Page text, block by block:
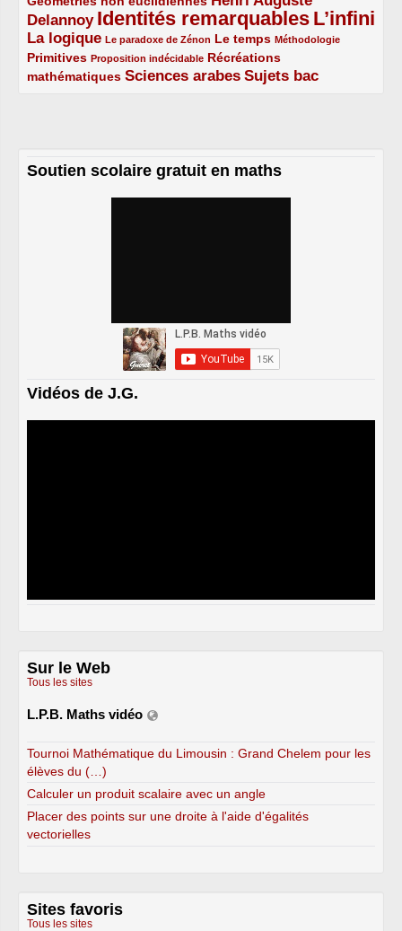
Delannoy
3/5 Identités remarquables
5/5 L’infini
5/5
La logique
3/5 Le paradoxe de Zénon
1/5 Le temps
2/5 Méthodologie
1/5
Primitives
2/5 Proposition indécidable
1/5
Récréations
mathématiques
2/5 Sciences arabes
3/5 Sujets bac
3/5
Soutien scolaire gratuit en maths
Vidéos de J.G.
Sur le Web
Tous les sites
L.P.B. Maths vidéo
Tournoi Mathématique du Limousin : Grand Chelem pour les
élèves du (…)
Calculer un produit scalaire avec un angle
Placer des points sur une droite à l'aide d'égalités
vectorielles
Sites favoris
Tous les sites